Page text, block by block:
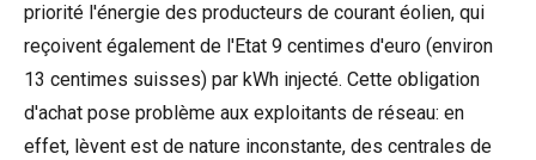
priorité l'énergie des producteurs de courant éolien, qui
reçoivent également de l'Etat 9 centimes d'euro (environ
13 centimes suisses) par kWh injecté. Cette obligation
d'achat pose problème aux exploitants de réseau: en
effet, lèvent est de nature inconstante, des centrales de